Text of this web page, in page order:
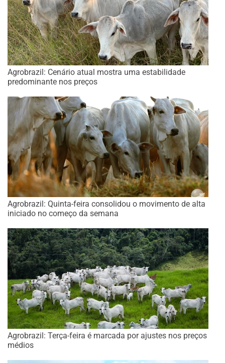
Agrobrazil: Cenário atual mostra uma estabilidade
predominante nos preços
Agrobrazil: Quinta-feira consolidou o movimento de alta
iniciado no começo da semana
Agrobrazil: Terça-feira é marcada por ajustes nos preços
médios